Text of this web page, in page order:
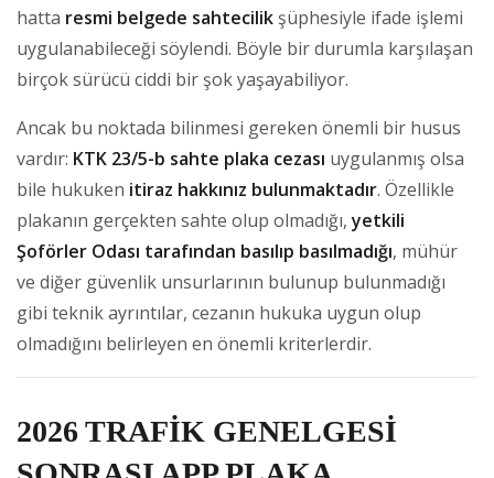
hatta resmi belgede sahtecilik şüphesiyle ifade işlemi
uygulanabileceği söylendi. Böyle bir durumla karşılaşan
birçok sürücü ciddi bir şok yaşayabiliyor.
Ancak bu noktada bilinmesi gereken önemli bir husus
vardır: KTK 23/5-b sahte plaka cezası uygulanmış olsa
bile hukuken itiraz hakkınız bulunmaktadır. Özellikle
plakanın gerçekten sahte olup olmadığı,yetkili
Şoförler Odası tarafından basılıp basılmadığı, mühür
ve diğer güvenlik unsurlarının bulunup bulunmadığı
gibi teknik ayrıntılar, cezanın hukuka uygun olup
olmadığını belirleyen en önemli kriterlerdir.
2026 TRAFİK GENELGESİ